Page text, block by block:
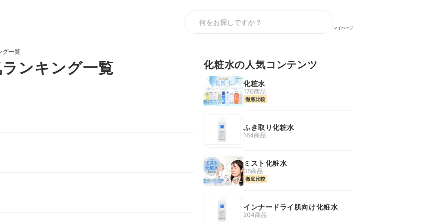
マイページ
グ一覧
ンキング一覧 化粧水の人気コンテンツ
化粧水
170商品
徹底比較
ふき取り化粧水
164商品
ミスト化粧水
35商品
徹底比較
インナードライ肌向け化粧水
204商品